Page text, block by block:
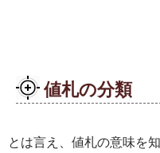
値札の分類
とは言え、値札の意味を